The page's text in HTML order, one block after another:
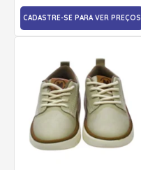
CADASTRE-SE PARA VER PREÇOS